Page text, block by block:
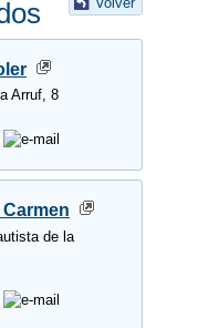
Arruf, 8
de la